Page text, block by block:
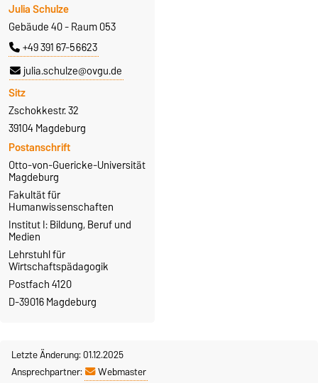
Julia Schulze
Gebäude 40 - Raum 053
+49 391 67-56623
julia.schulze@ovgu.de
Sitz
Zschokkestr. 32
39104 Magdeburg
Postanschrift
Otto-von-Guericke-Universität
Magdeburg
Fakultät für
Humanwissenschaften
Institut I: Bildung, Beruf und
Medien
Lehrstuhl für
Wirtschaftspädagogik
Postfach 4120
D-39016 Magdeburg
Letzte Änderung: 01.12.2025
Ansprechpartner:
Webmaster